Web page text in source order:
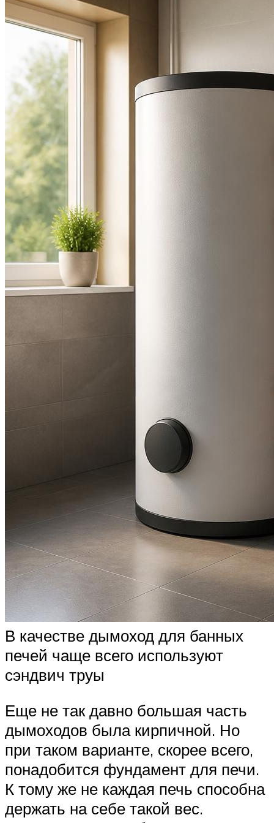
В качестве дымоход для банных
печей чаще всего используют
сэндвич труы
Еще не так давно большая часть
дымоходов была кирпичной. Но
при таком варианте, скорее всего,
понадобится фундамент для печи.
К тому же не каждая печь способна
держать на себе такой вес.